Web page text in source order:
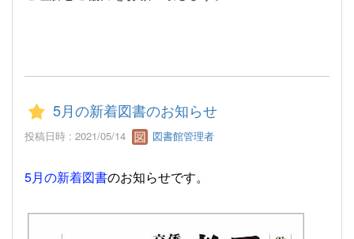
5月の新着図書のお知らせ
投稿日時 : 2021/05/14 図書館管理者
5月の新着図書のお知らせです。